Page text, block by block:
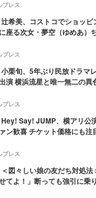
プレス
辻希美、コストコでショッピ
座る次女・夢空（ゆめあ）
成長を感じる」の声
プレス
小栗旬、5年ぶり民放ドラマ
演 横浜流星と唯一無二の異
プレス
Hey! Say! JUMP、横アリ公
ン歓喜 チケット価格にも注
プレス
＜図々しい娘の友だち対処法
てよ！」断っても強引に乗